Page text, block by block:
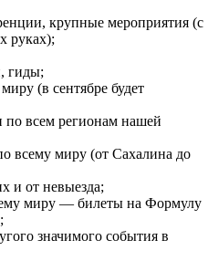
крупные мероприятия (с
руках);
гиды;
(в сентябре будет
всем регионам нашей
всему миру (от Сахалина до
и от невыезда;
миру — билеты на Формулу
значимого события в